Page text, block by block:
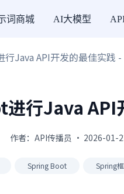
词商城 AI大模型
Java API开发的最佳实践
行Java API
作者：API传播员 · 2026-01-
Spring Boot Spring